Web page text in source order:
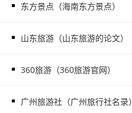
东方景点（海南东方景点）
山东旅游（山东旅游的论文）
360旅游（360旅游官网）
广州旅游社（广州旅行社名录）